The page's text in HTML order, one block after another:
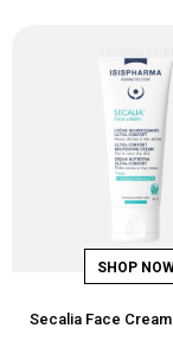
Secalia Face Cream